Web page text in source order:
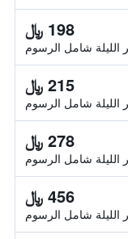
198 ﷼
الليلة شامل الرسوم
215 ﷼
الليلة شامل الرسوم
278 ﷼
الليلة شامل الرسوم
456 ﷼
الليلة شامل الرسوم